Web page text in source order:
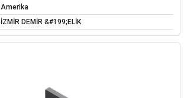
Amerika
İZMİR DEMİR &#199;ELİK